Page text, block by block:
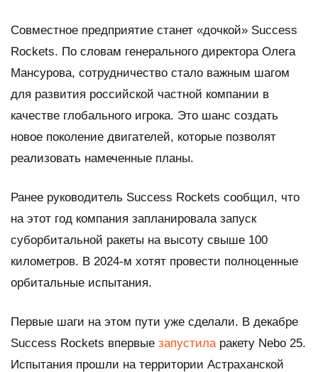
Совместное предприятие станет «дочкой» Success
Rockets. По словам генерального директора Олега
Мансурова, сотрудничество стало важным шагом
для развития российской частной компании в
качестве глобального игрока. Это шанс создать
новое поколение двигателей, которые позволят
реализовать намеченные планы.
Ранее руководитель Success Rockets сообщил, что
на этот год компания запланировала запуск
суборбитальной ракеты на высоту свыше 100
километров. В 2024-м хотят провести полноценные
орбитальные испытания.
Первые шаги на этом пути уже сделали. В декабре
Success Rockets впервые запустила ракету Nebo 25.
Испытания прошли на территории Астраханской